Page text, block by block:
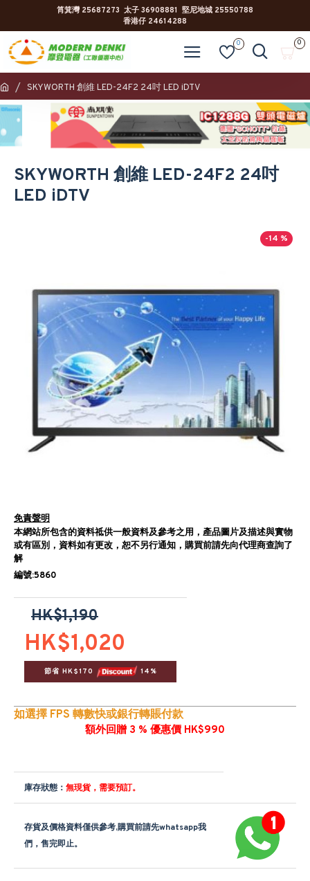
筲箕灣 25687273 太子 36908881 堅尼地城 25550788
香港仔 24614288
0 0
SKYWORTH 創維 LED-24F2 24吋 LED iDTV
SKYWORTH 創維 LED-24F2 24吋
LED iDTV
-14 %
免責聲明
本網站所包含的資料祗供一般資料及參考之用，產品圖片及描述與實物
或有區別，資料如有更改，恕不另行通知，購買前請先向代理商查詢了
解
編號:5860
HK$1,020
HK$1,190
節省 HK$170 14%
如選擇 FPS 轉數快或銀行轉賬付款
額外回贈 3 % 優惠價 HK$990
庫存狀態： 無現貨，需要預訂。
存貨及價格資料僅供參考,購買前請先whatsapp我
們，售完即止。